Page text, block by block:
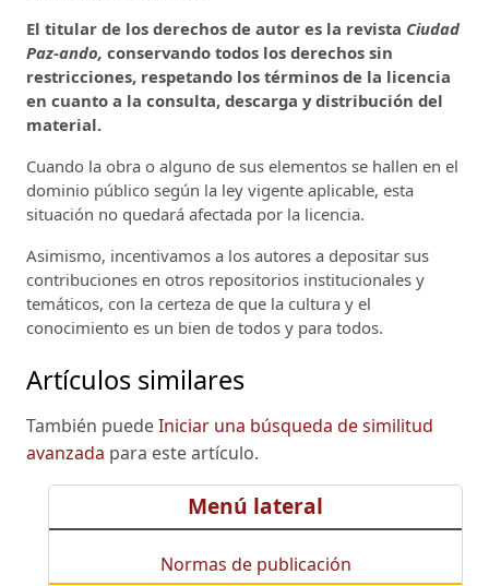
El titular de los derechos de autor es la revista Ciudad
Paz-ando, conservando todos los derechos sin
restricciones, respetando los términos de la licencia
en cuanto a la consulta, descarga y distribución del
material.
Cuando la obra o alguno de sus elementos se hallen en el
dominio público según la ley vigente aplicable, esta
situación no quedará afectada por la licencia.
Asimismo, incentivamos a los autores a depositar sus
contribuciones en otros repositorios institucionales y
temáticos, con la certeza de que la cultura y el
conocimiento es un bien de todos y para todos.
Artículos similares
También puedeIniciar una búsqueda de similitud
avanzada para este artículo.
Menú lateral
Normas de publicación